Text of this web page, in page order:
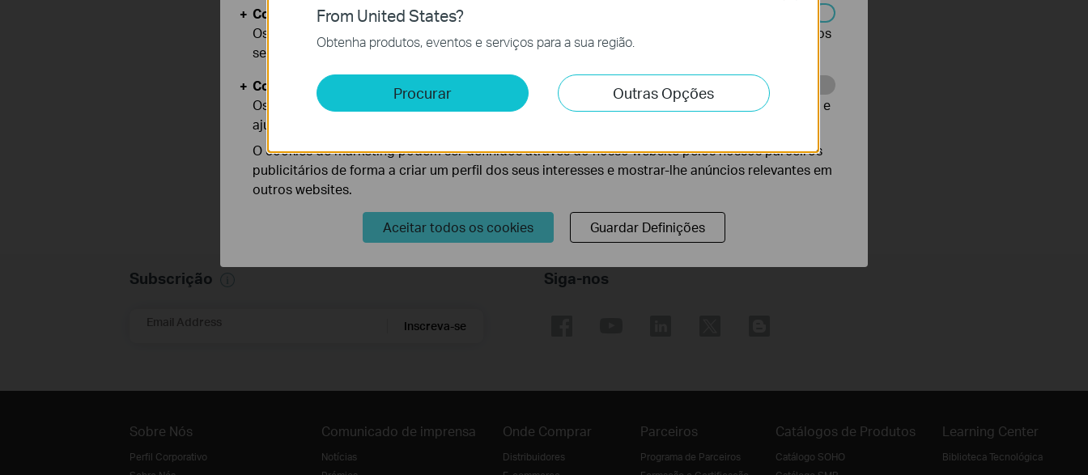
How to Set up TP-Link 4G WiFi
Subscrição
Email Address Inscreva-se
Siga-nos
Sobre Nós
Perfil Corporativo
Comunicado de imprensa
Notícias
Onde Comprar
Distribuidores
Parceiros
Programa de Parceiros
Catálogos de Produtos
Catálogo SOHO
Learning Center
Biblioteca Tecnológica
From United States?
Obtenha produtos, eventos e serviços para a sua região.
Procurar Outras Opções
Cookies Básicos
Os cookies são necessários para o funcionamento do website e não podem ser desativados nos
seus sistemas.
Cookies de Análise e Marketing
Os cookies de analise permite-nos analisar as suas atividades no nosso website para melhorar e
ajustar a funcionalidade do nosso website.
O cookies de marketing podem ser definidos através do nosso website pelos nossos parceiros
publicitários de forma a criar um perfil dos seus interesses e mostrar-lhe anúncios relevantes em
outros websites.
Aceitar todos os cookies Guardar Definições